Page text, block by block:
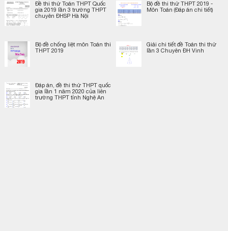
Đề thi thử Toán THPT Quốc
gia 2019 lần 3 trường THPT
chuyên ĐHSP Hà Nội
Bộ đề thi thử THPT 2019 -
Môn Toán (Đáp án chi tiết)
Bộ đề chống liệt môn Toán thi
THPT 2019
Giải chi tiết đề Toán thi thử
lần 3 Chuyên ĐH Vinh
Đáp án, đề thi thử THPT quốc
gia lần 1 năm 2020 của liên
trường THPT tỉnh Nghệ An